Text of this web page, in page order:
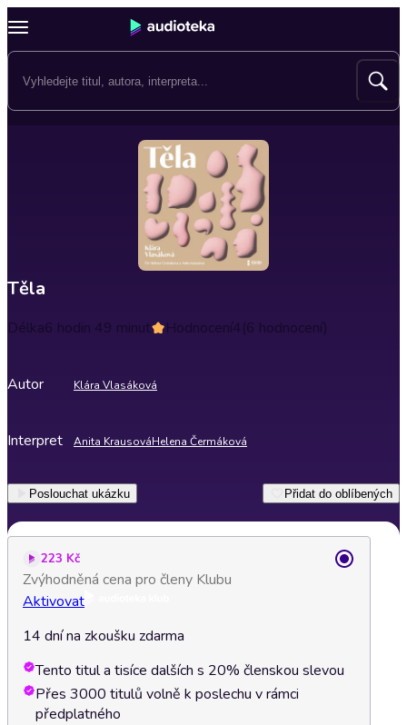
Těla
Délka6 hodin 49 minut Hodnocení4(6 hodnocení)
Autor Klára Vlasáková
Interpret Anita KrausováHelena Čermáková
Poslouchat ukázku Přidat do oblíbených
223 Kč
Zvýhodněná cena pro členy Klubu
Aktivovat
14 dní na zkoušku zdarma
Tento titul a tisíce dalších s 20% členskou slevou
Přes 3000 titulů volně k poslechu v rámci
předplatného